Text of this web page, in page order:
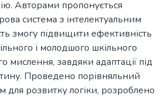
Авторами пропонується
система з інтелектуальним
змогу підвищити ефективність
і молодшого шкільного
мислення, завдяки адаптації під
Проведено порівняльний
для розвитку логіки, розроблено